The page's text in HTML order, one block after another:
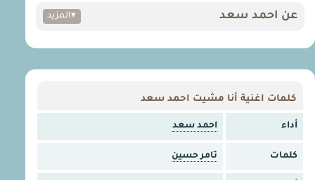
عن احمد سعد ▾المزيد
كلمات اغنية أنا مشيت احمد سعد
أداء احمد سعد
كلمات تامر حسين